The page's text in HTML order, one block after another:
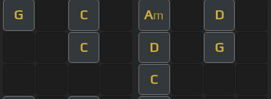
G C Am D
C D G
C